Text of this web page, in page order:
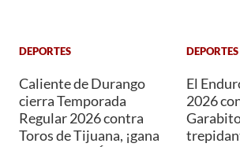
DEPORTES
Caliente de Durango
cierra Temporada
Regular 2026 contra
Toros de Tijuana, ¡gana
DEPORTES
El
2026